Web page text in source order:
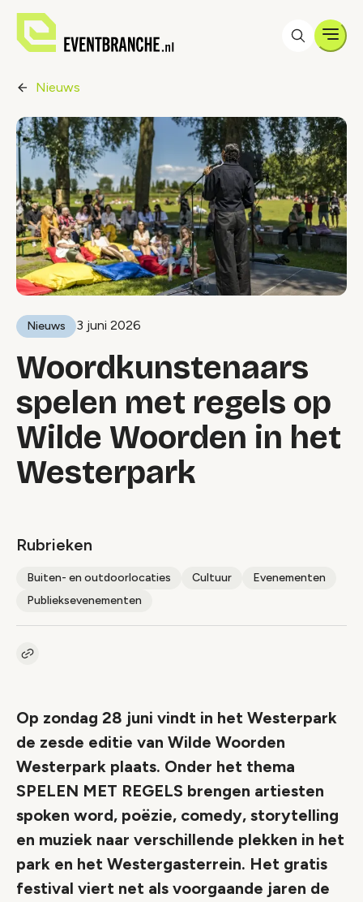
Nieuws
Nieuws 3 juni 2026
Woordkunstenaars
spelen met regels op
Wilde Woorden in het
Westerpark
Rubrieken
Buiten- en outdoorlocaties Cultuur
Evenementen
Publieksevenementen
Kopieer link naar artikel
Op zondag 28 juni vindt in het Westerpark
de zesde editie van Wilde Woorden
Westerpark plaats. Onder het thema
SPELEN MET REGELS brengen artiesten
spoken word, poëzie, comedy, storytelling
en muziek naar verschillende plekken in het
park en het Westergasterrein. Het gratis
festival viert net als voorgaande jaren de